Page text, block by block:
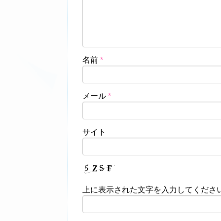
名前 *
メール *
サイト
上に表示された文字を入力してくださ